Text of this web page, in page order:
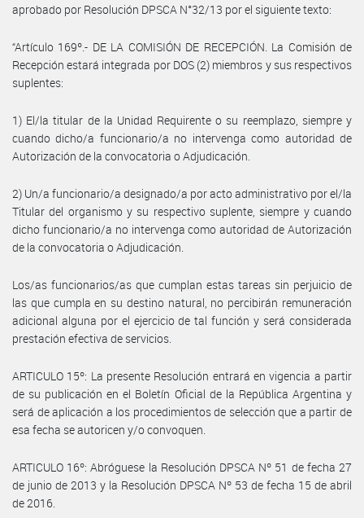
aprobado por Resolución DPSCA N°32/13 por el siguiente texto:
“Artículo 169º.- DE LA COMISIÓN DE RECEPCIÓN. La Comisión de
Recepción estará integrada por DOS (2) miembros y sus respectivos
suplentes:
1) El/la titular de la Unidad Requirente o su reemplazo, siempre y
cuando dicho/a funcionario/a no intervenga como autoridad de
Autorización de la convocatoria o Adjudicación.
2) Un/a funcionario/a designado/a por acto administrativo por el/la
Titular del organismo y su respectivo suplente, siempre y cuando
dicho funcionario/a no intervenga como autoridad de Autorización
de la convocatoria o Adjudicación.
Los/as funcionarios/as que cumplan estas tareas sin perjuicio de
las que cumpla en su destino natural, no percibirán remuneración
adicional alguna por el ejercicio de tal función y será considerada
prestación efectiva de servicios.
ARTICULO 15º: La presente Resolución entrará en vigencia a partir
de su publicación en el Boletín Oficial de la República Argentina y
será de aplicación a los procedimientos de selección que a partir de
esa fecha se autoricen y/o convoquen.
ARTICULO 16º: Abróguese la Resolución DPSCA Nº 51 de fecha 27
de junio de 2013 y la Resolución DPSCA Nº 53 de fecha 15 de abril
de 2016.